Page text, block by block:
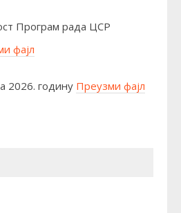
Програм рада ЦСР
фајл
2026. годину Преузми фајл